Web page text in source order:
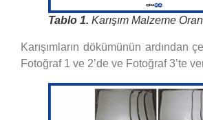
Tablo 1. Karışım Malzeme
Karışımların dökümünün ardından
Fotoğraf 1 ve 2’de ve Fotoğraf 3’te